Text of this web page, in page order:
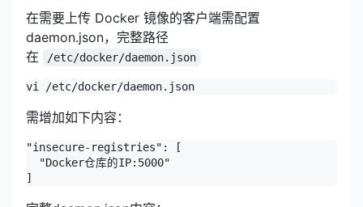
在需要上传 Docker 镜像的客户端需配置
daemon.json，完整路径
在
/etc/docker/daemon.json
vi /etc/docker/daemon.json
需增加如下内容：
"insecure-registries": [
  "Docker仓库的IP:5000"
]